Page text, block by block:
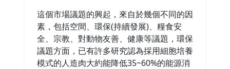
這個市場議題的興起，來自於幾個不同的因
素，包括空間、環保(持續發展)、糧食安
全、宗教、對動物友善、健康等議題，環保
議題方面，已有許多研究認為採用細胞培養
模式的人造肉大約能降低35~60%的能源消